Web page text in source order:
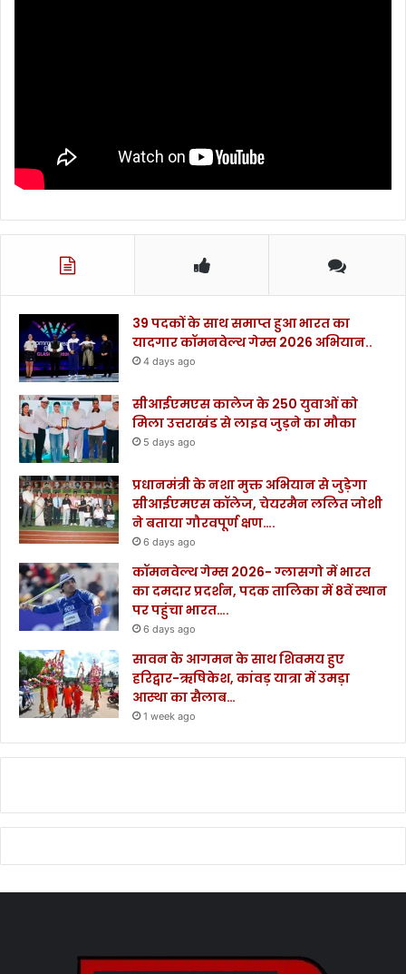
39 पदकों के साथ समाप्त हुआ भारत का
यादगार कॉमनवेल्थ गेम्स 2026 अभियान..
4 days ago
सीआईएमएस कालेज के 250 युवाओं को
मिला उत्तराखंड से लाइव जुड़ने का मौका
5 days ago
प्रधानमंत्री के नशा मुक्त अभियान से जुड़ेगा
सीआईएमएस कॉलेज, चेयरमैन ललित जोशी
ने बताया गौरवपूर्ण क्षण….
6 days ago
कॉमनवेल्थ गेम्स 2026- ग्लासगो में भारत
का दमदार प्रदर्शन, पदक तालिका में 8वें स्थान
पर पहुंचा भारत….
6 days ago
सावन के आगमन के साथ शिवमय हुए
हरिद्वार-ऋषिकेश, कांवड़ यात्रा में उमड़ा
आस्था का सैलाब…
1 week ago